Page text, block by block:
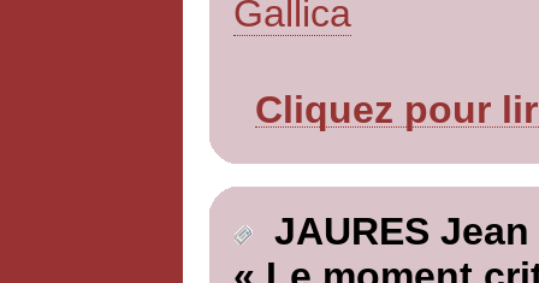
Gallica
Cliquez pour
JAURES Jean